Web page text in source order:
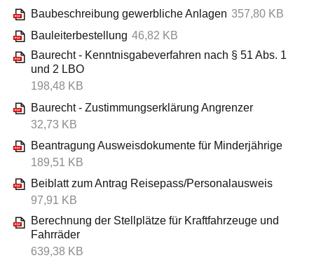
Baubeschreibung gewerbliche Anlagen 357,80 KB
Bauleiterbestellung 46,82 KB
Baurecht - Kenntnisgabeverfahren nach § 51 Abs. 1
und 2 LBO
198,48 KB
Baurecht - Zustimmungserklärung Angrenzer
32,73 KB
Beantragung Ausweisdokumente für Minderjährige
189,51 KB
Beiblatt zum Antrag Reisepass/Personalausweis
97,91 KB
Berechnung der Stellplätze für Kraftfahrzeuge und
Fahrräder
639,38 KB